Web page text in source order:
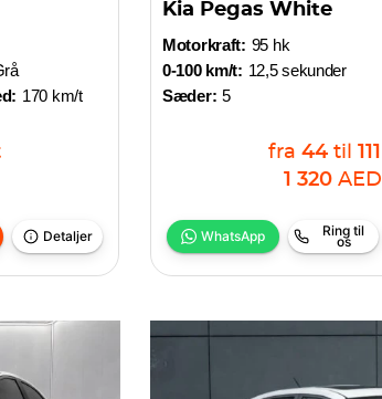
170 km/t
Detaljer
Kia Pegas White
Motorkraft: 95 hk
0-100 km/t: 12,5 sekunder
Sæder: 5
fra 44 til 111
1 320 AED
WhatsApp Ring til
os